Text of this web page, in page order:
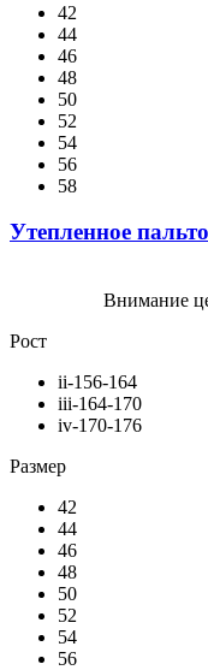
42
44
46
48
50
52
54
56
58
Утепленное
Внимание
Рост
ii-156-164
iii-164-170
iv-170-176
Размер
42
44
46
48
50
52
54
56